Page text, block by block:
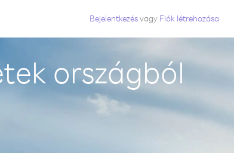
Bejelentkezésvagy Fiók létrehozása
országból